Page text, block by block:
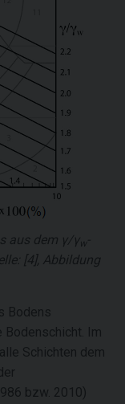
aus dem γ/γw
[4], Abbildung
Bodens
Im
Schichten dem
bzw. 2010)